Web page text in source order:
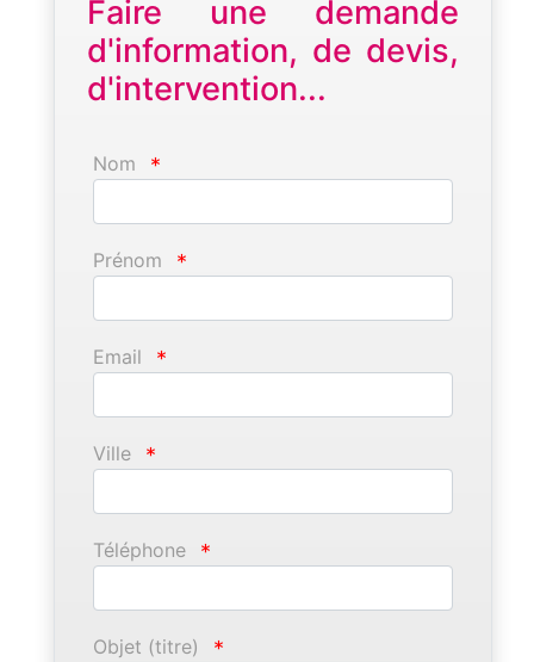
Faire une demande
d'information, de devis,
d'intervention...
Nom *
Prénom *
Email *
Ville *
Téléphone *
Objet (titre) *